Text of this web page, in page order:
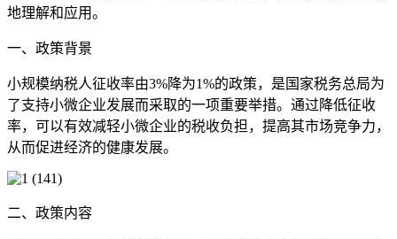
地理解和应用。
一、政策背景
小规模纳税人征收率由3%降为1%的政策，是国家税务总局为
了支持小微企业发展而采取的一项重要举措。通过降低征收
率，可以有效减轻小微企业的税收负担，提高其市场竞争力，
从而促进经济的健康发展。
二、政策内容